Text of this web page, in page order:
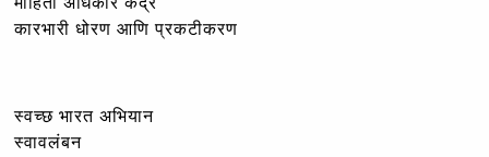
कारभारी धोरण आणि प्रकटीकरण
स्वच्छ भारत अभियान
स्वावलंबन